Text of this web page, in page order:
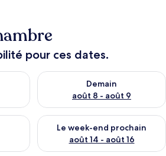
pour ces dates.
ce soir août 7 - août 8
Demain
août 8 - août 9
Vérifier la disponibilité pour
ce week-end août 7 - août 9
Le week-end prochain
août 14 - août 16
Vérifier la disponibilité pour